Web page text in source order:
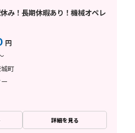
み！長期休暇あり！機械オペレ
円
町
詳細を見る